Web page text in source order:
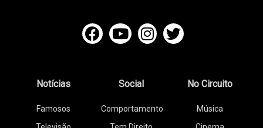
Notícias
Famosos
Social
Comportamento
No Circuito
Música